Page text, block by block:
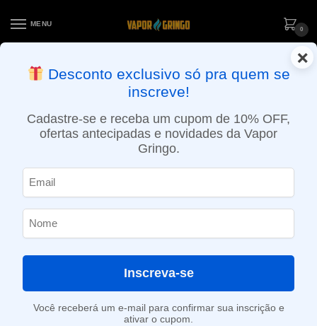
MENU
0
ENTREGA NO MESMO DIA EM SÃO PAULO (SEG A SEX): PEDIDOS
APROVADOS ATÉ 15:30 VIA MOTOBOY
×
Desconto exclusivo só pra quem se
inscreve!
Cadastre-se e receba um cupom de 10% OFF,
ofertas antecipadas e novidades da Vapor
Gringo.
Inscreva-se
Você receberá um e-mail para confirmar sua inscrição e
ativar o cupom.